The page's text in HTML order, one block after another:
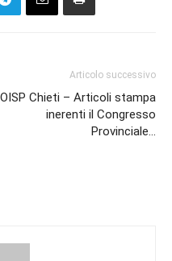
Articolo successivo
Chieti – Articoli stampa
inerenti il Congresso
Provinciale…